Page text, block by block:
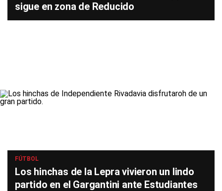
sigue en zona de Reducido
FÚTBOL
Los hinchas de la Lepra vivieron un lindo
partido en el Gargantini ante Estudiantes